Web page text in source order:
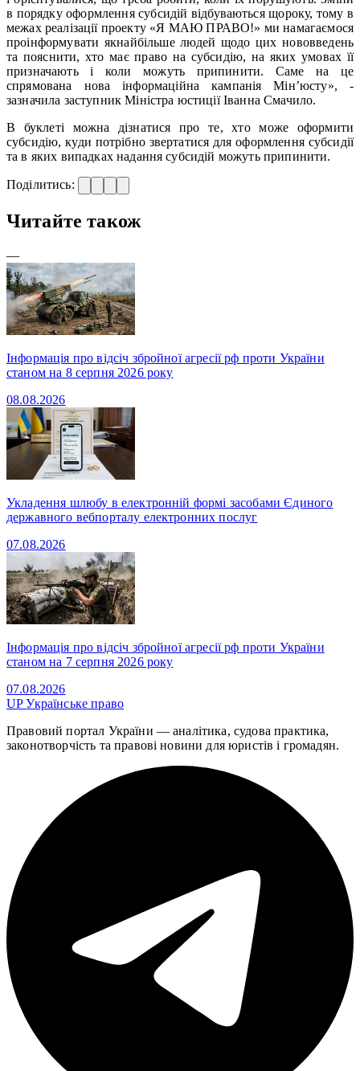
в порядку оформлення субсидій відбуваються щороку, тому в
межах реалізації проекту «Я МАЮ ПРАВО!» ми намагаємося
проінформувати якнайбільше людей щодо цих нововведень
та пояснити, хто має право на субсидію, на яких умовах її
призначають і коли можуть припинити. Саме на це
спрямована нова інформаційна кампанія Мін’юсту», -
зазначила заступник Міністра юстиції Іванна Смачило.
В буклеті можна дізнатися про те, хто може оформити
субсидію, куди потрібно звертатися для оформлення субсидії
та в яких випадках надання субсидій можуть припинити.
Поділитись:
Читайте також
—
Інформація про відсіч збройної агресії рф проти України
станом на 8 серпня 2026 року
08.08.2026
Укладення шлюбу в електронній формі засобами Єдиного
державного вебпорталу електронних послуг
07.08.2026
Інформація про відсіч збройної агресії рф проти України
станом на 7 серпня 2026 року
07.08.2026
UPУкраїнське право
Правовий портал України — аналітика, судова практика,
законотворчість та правові новини для юристів і громадян.